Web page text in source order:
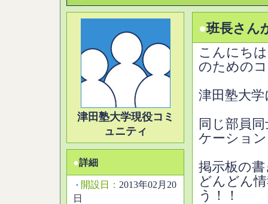
津田塾大学現役コミ
ュニティ
●詳細
・ 開設日： 2013年02月20
日
●班長さん
こんにち
のための
津田塾大
同じ部員
ケーショ
掲示板の
どんどん
う！！